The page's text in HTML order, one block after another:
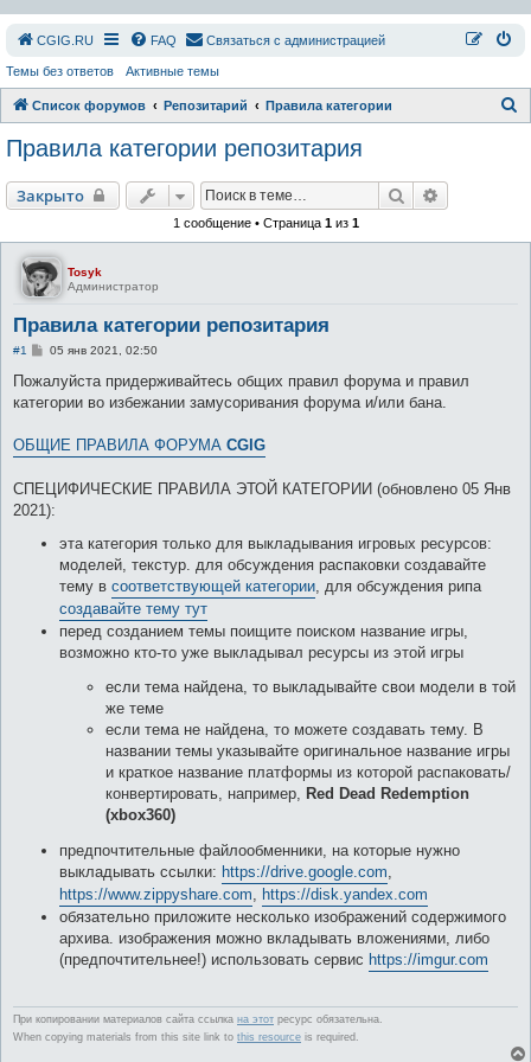
СGIG.RU FAQ Связаться с администрацией
Темы без ответов Активные темы
Список форумов Репозитарий Правила категории
Правила категории репозитария
Закрыто Поиск
1 сообщение • Страница 1из 1
Tosyk
Администратор
Правила категории репозитария
#1
С
о
щ
и
05 янв 2021, 02:50
Пожалуйста придерживайтесь общих правил форума и правил
категории во избежании замусоривания форума и/или бана.
ОБЩИЕ ПРАВИЛА ФОРУМА CGIG
СПЕЦИФИЧЕСКИЕ ПРАВИЛА ЭТОЙ КАТЕГОРИИ (обновлено 05 Янв
2021):
эта категория только для выкладывания игровых ресурсов:
моделей, текстур. для обсуждения распаковки создавайте
тему в соответствующей категории, для обсуждения рипа
создавайте тему тут
перед созданием темы поищите поиском название игры,
возможно кто-то уже выкладывал ресурсы из этой игры
если тема найдена, то выкладывайте свои модели в той
же теме
если тема не найдена, то можете создавать тему. В
названии темы указывайте оригинальное название игры
и краткое название платформы из которой распаковать/
конвертировать, например,
Red Dead Redemption
(xbox360)
предпочтительные файлообменники, на которые нужно
выкладывать ссылки: https://drive.google.com
https://www.zippyshare.com
https://disk.yandex.com
обязательно приложите несколько изображений содержимого
архива. изображения можно вкладывать вложениями, либо
(предпочтительнее!) использовать сервис https://imgur.com
При копировании материалов сайта ссылка на этот ресурс обязательна.
When copying materials from this site link to this resource is required.